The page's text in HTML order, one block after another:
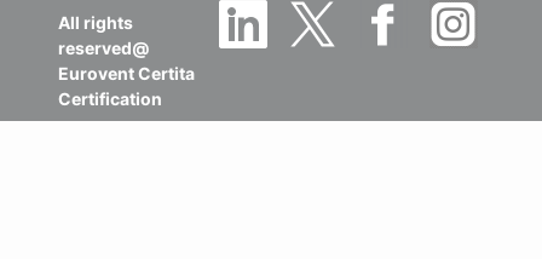
All rights
reserved@
Eurovent Certita
Certification